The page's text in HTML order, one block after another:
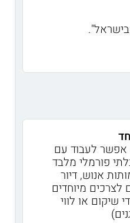
אפשר לעבוד עם
פורמלי מלבד
אנוש, דיור
לצרכים מיוחדים
שיקום או לווי